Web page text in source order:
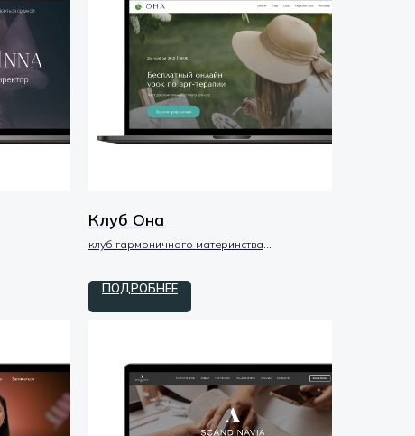
Клуб Она
клуб гармоничного материнства
ПОДРОБНЕЕ